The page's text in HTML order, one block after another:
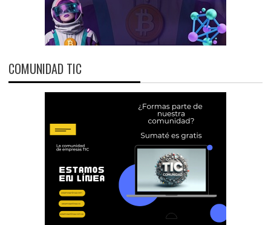
COMUNIDAD TIC